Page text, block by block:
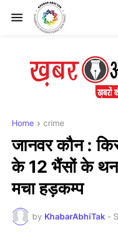
Home crime
जानवर कौन :
के 12 भैंसों के थन,
मचा हड़कम्प
by KhabarAbhiTak -